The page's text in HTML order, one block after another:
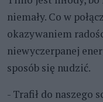
niemały. Co w
okazywaniem
niewyczerpanej
sposób się nudzić.
- Trafił do naszego